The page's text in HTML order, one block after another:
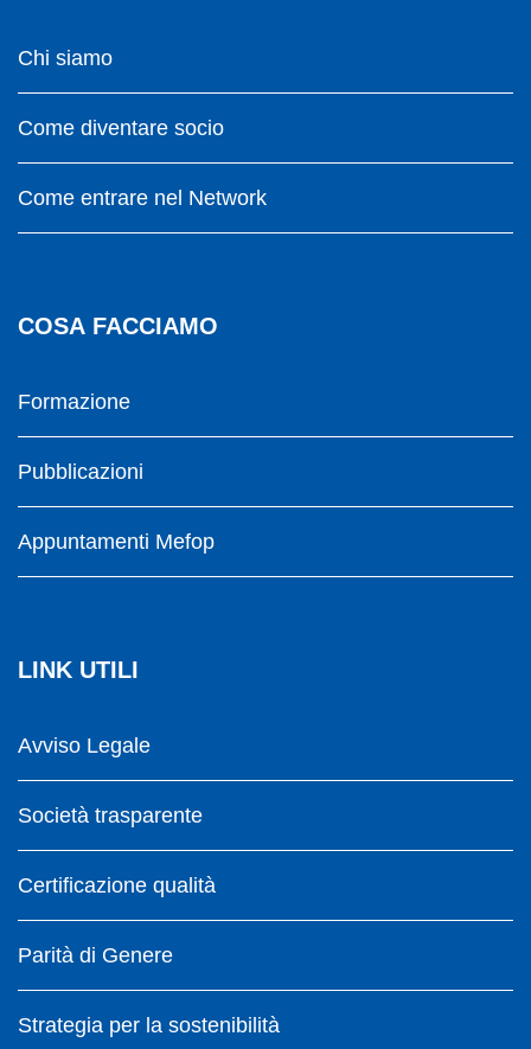
Chi siamo
Come diventare socio
Come entrare nel Network
COSA FACCIAMO
Formazione
Pubblicazioni
Appuntamenti Mefop
LINK UTILI
Avviso Legale
Società trasparente
Certificazione qualità
Parità di Genere
Strategia per la sostenibilità